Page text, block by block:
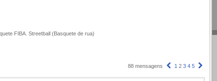
FIBA. Streetball (Basquete de rua)
88 mensagens Anterior
1 2 3 4 5